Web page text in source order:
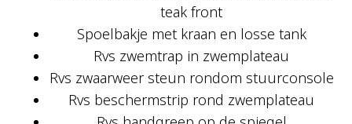
teak front
Spoelbakje met kraan en losse tank
Rvs zwemtrap in zwemplateau
Rvs zwaarweer steun rondom stuurconsole
Rvs beschermstrip rond zwemplateau